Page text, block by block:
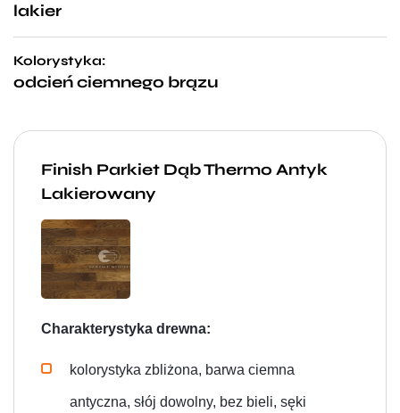
lakier
Kolorystyka:
odcień ciemnego brązu
Finish Parkiet Dąb Thermo Antyk
Lakierowany
Charakterystyka drewna:
kolorystyka zbliżona, barwa ciemna
antyczna, słój dowolny, bez bieli, sęki